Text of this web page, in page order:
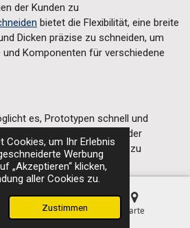
Cookies, um Ihr Erlebnis
Werbung
„Akzeptieren“ klicken,
aller Cookies zu.
Zustimmen
der Kunden zu
bietet die Flexibilität, eine breite
Dicken präzise zu schneiden, um
Komponenten für verschiedene
es, Prototypen schnell und
was es Unternehmen in der
ihre Produktionsprozesse zu
zufriedenzustellen.
Telefon Karte